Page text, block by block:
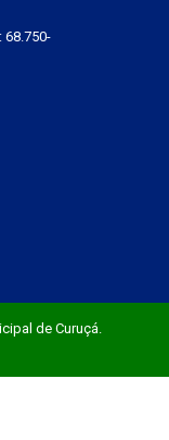
68.750-
de Curuçá.